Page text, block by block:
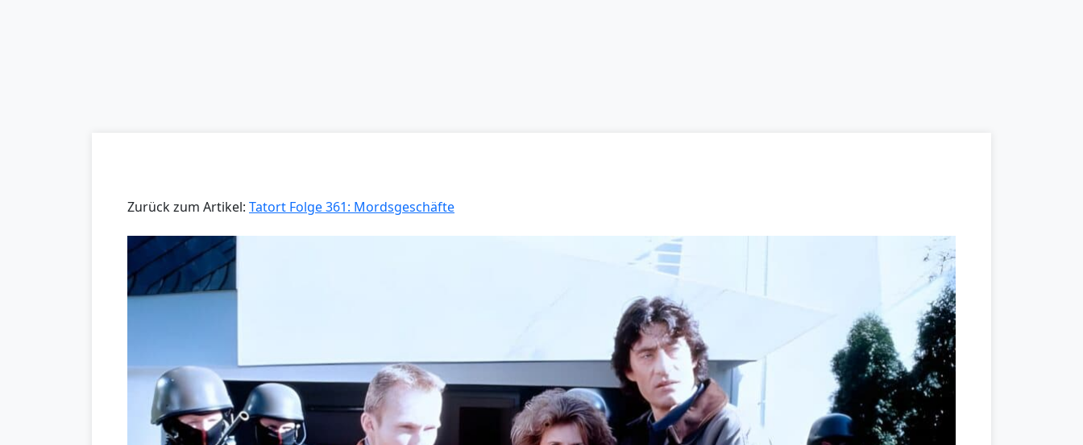
Zurück zum Artikel: Tatort Folge 361: Mordsgeschäfte